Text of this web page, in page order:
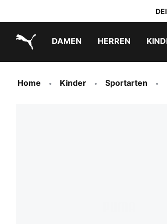
DAMEN HERREN
Home Kinder Sportarten